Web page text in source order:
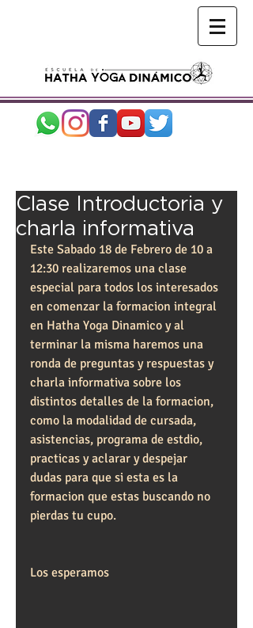
Clase Introductoria y
charla informativa
Este Sabado 18 de Febrero de 10 a
12:30 realizaremos una clase
especial para todos los interesados
en comenzar la formacion integral
en Hatha Yoga Dinamico y al
terminar la misma haremos una
ronda de preguntas y respuestas y
charla informativa sobre los
distintos detalles de la formacion,
como la modalidad de cursada,
asistencias, programa de estdio,
practicas y aclarar y despejar
dudas para que si esta es la
formacion que estas buscando no
pierdas tu cupo.
Los esperamos